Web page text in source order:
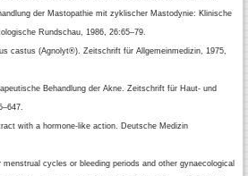
der Mastopathie mit zyklischer Mastodynie: Klinische
Rundschau, 1986, 26:65–79.
castus (Agnolyt®). Zeitschrift für Allgemeinmedizin, 1975,
Behandlung der Akne. Zeitschrift für Haut- und
with a hormone-like action. Deutsche Medizin
cycles or bleeding periods and other gynaecological